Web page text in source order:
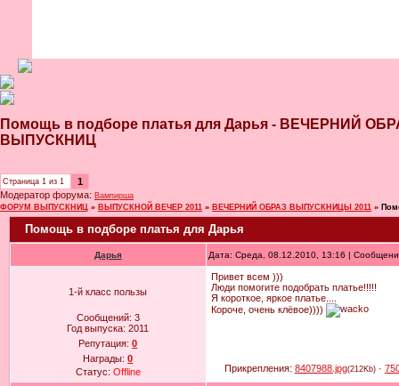
Помощь в подборе платья для Дарья - ВЕЧЕРНИЙ
ВЫПУСКНИЦ
Страница 1 из 1
1
Модератор форума: Вампирша
ФОРУМ ВЫПУСКНИЦ » ВЫПУСКНОЙ ВЕЧЕР 2011 » ВЕЧЕРНИЙ ОБРАЗ ВЫПУСКНИЦЫ 2011 »
Помощь в подборе платья для Дарья
Дарья Дата: Среда, 08.12.2010, 13:16 |
1-й класс пользы
Сообщений: 3
Год выпуска:2011
Репутация:0
Награды:0
Статус: Offline
Привет всем )))
Люди помогите подобрать платье!!!!!
Я короткое, яркое платье....
Короче, очень клёвое))))
Прикрепления: 8407988.jpg(212Kb)·